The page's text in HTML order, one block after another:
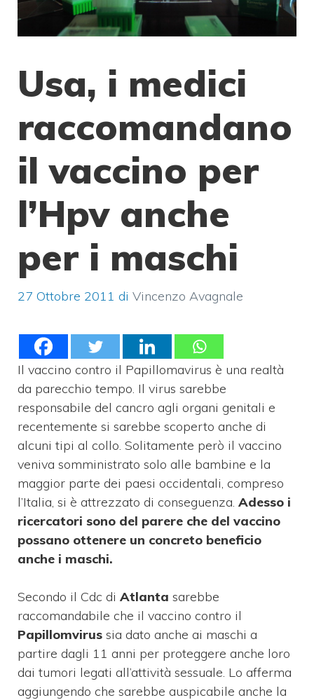
Usa, i medici
raccomandano
il vaccino per
l’Hpv anche
per i maschi
27 Ottobre 2011 di Vincenzo Avagnale
Il vaccino contro il Papillomavirus è una realtà
da parecchio tempo. Il virus sarebbe
responsabile del cancro agli organi genitali e
recentemente si sarebbe scoperto anche di
alcuni tipi al collo. Solitamente però il vaccino
veniva somministrato solo alle bambine e la
maggior parte dei paesi occidentali, compreso
l’Italia, si è attrezzato di conseguenza. Adesso i
ricercatori sono del parere che del vaccino
possano ottenere un concreto beneficio
anche i maschi.
Secondo il Cdc di Atlanta sarebbe
raccomandabile che il vaccino contro il
Papillomvirus sia dato anche ai maschi a
partire dagli 11 anni per proteggere anche loro
dai tumori legati all’attività sessuale. Lo afferma
aggiungendo che sarebbe auspicabile anche la